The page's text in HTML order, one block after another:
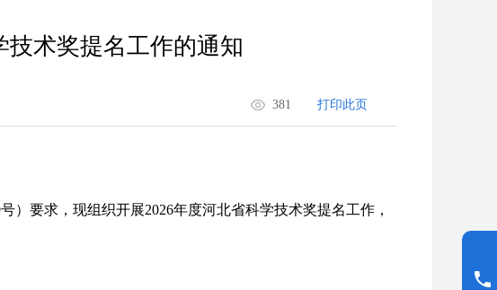
技术奖提名工作的通知
381 打印此页
）要求，现组织开展2026年度河北省科学技术奖提名工作，